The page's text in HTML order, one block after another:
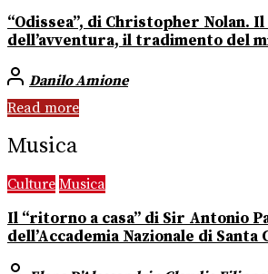
“Odissea”, di Christopher Nolan.
dell’avventura, il tradimento del
Danilo Amione
Read more
Musica
Culture Musica
Il “ritorno a casa” di Sir Antonio
dell’Accademia Nazionale di Santa